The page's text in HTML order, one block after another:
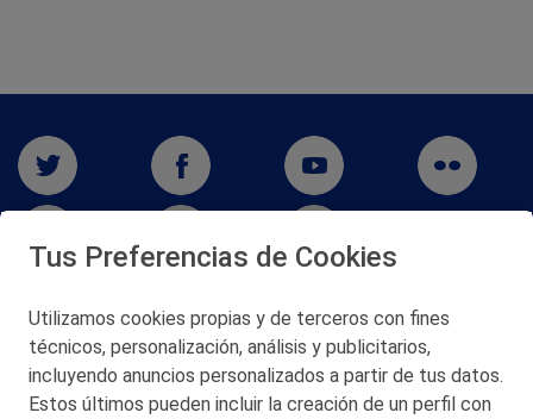
San Martín 5-Edificio Muñatones,
48550 Muskiz (Bizkaia)
Telf. 946 357 000
© 2026 Petronor S.A.
Tus Preferencias de Cookies
Utilizamos cookies propias y de terceros con fines
técnicos, personalización, análisis y publicitarios,
incluyendo anuncios personalizados a partir de tus datos.
Estos últimos pueden incluir la creación de un perfil con